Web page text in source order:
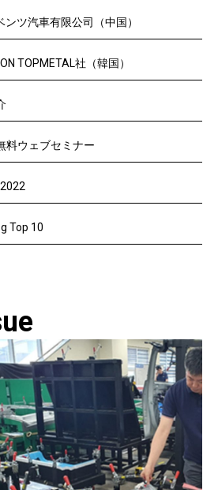
ツ汽車有限公司（中国）
TOPMETAL社（韓国）
料ウェブセミナー
Top 10